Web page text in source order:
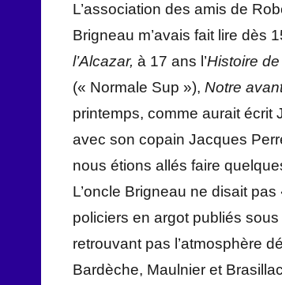
L’association des amis de
Brigneau m’avais fait lire dès
l’Alcazar, à 17 ans l’Histoire
(« Normale Sup »), Notre
printemps, comme aurait écrit
avec son copain Jacques
nous étions allés faire
L’oncle Brigneau ne disait
policiers en argot publiés
retrouvant pas l’atmosphère
Bardèche, Maulnier et